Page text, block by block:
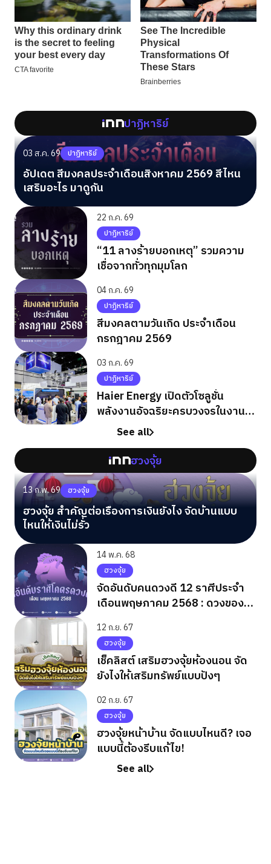
ปาฏิหาริย์
03 ส.ค. 69 ปาฏิหาริย์
อัปเดต สีมงคลประจำเดือนสิงหาคม 2569 สีไหน
เสริมอะไร มาดูกัน
22 ก.ค. 69
ปาฏิหาริย์
“11 ลางร้ายบอกเหตุ” รวมความ
เชื่อจากทั่วทุกมุมโลก
04 ก.ค. 69
ปาฏิหาริย์
สีมงคลตามวันเกิด ประจำเดือน
กรกฎาคม 2569
03 ก.ค. 69
ปาฏิหาริย์
Haier Energy เปิดตัวโซลูชั่น
พลังงานอัจฉริยะครบวงจรในงาน
ASEW 2026
See all
ฮวงจุ้ย
13 ก.พ. 69 ฮวงจุ้ย
ฮวงจุ้ย สำคัญต่อเรื่องการเงินยังไง จัดบ้านแบบ
ไหนให้เงินไม่รั่ว
14 พ.ค. 68
ฮวงจุ้ย
จัดอันดับคนดวงดี 12 ราศีประจำ
เดือนพฤษภาคม 2568 : ดวงของ
12 ก.ย. 67
ฮวงจุ้ย
เช็คลิสต์ เสริมฮวงจุ้ยห้องนอน จัด
ยังไงให้เสริมทรัพย์แบบปังๆ
02 ก.ย. 67
ฮวงจุ้ย
ฮวงจุ้ยหน้าบ้าน จัดแบบไหนดี? เจอ
แบบนี้ต้องรีบแก้ไข!
See all